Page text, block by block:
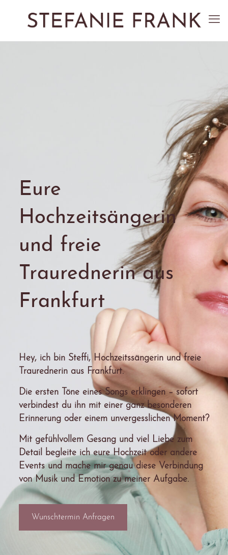
Eure
Hochzeitsängerin
und freie
Traurednerin aus
Frankfurt
Hey, ich bin Steffi, Hochzeitssängerin und freie
Traurednerin aus Frankfurt.
Die ersten Töne eines Songs erklingen – sofort
verbindest du ihn mit einer ganz besonderen
Erinnerung oder einem unvergesslichen Moment?
Mit gefühlvollem Gesang und viel Liebe zum
Detail begleite ich eure Hochzeit oder andere
Events und mache mir genau diese Verbindung
von Musik und Emotion zu meiner Aufgabe.
Wunschtermin Anfragen